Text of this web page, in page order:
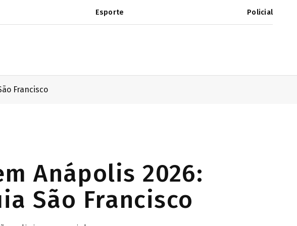
Esporte Policial
Francisco
Anápolis 2026:
São Francisco